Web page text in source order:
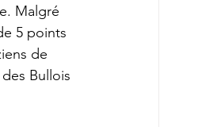
Malgré
5 points
de
Bullois